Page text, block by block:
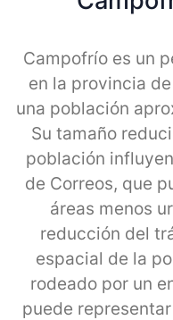
Campofrío es un
en la provincia
una población
Su tamaño
población
de Correos, que
áreas menos
reducción del
espacial de la
rodeado por un
puede